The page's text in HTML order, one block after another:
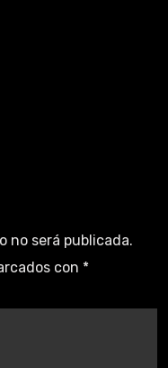
no será publicada.
con *